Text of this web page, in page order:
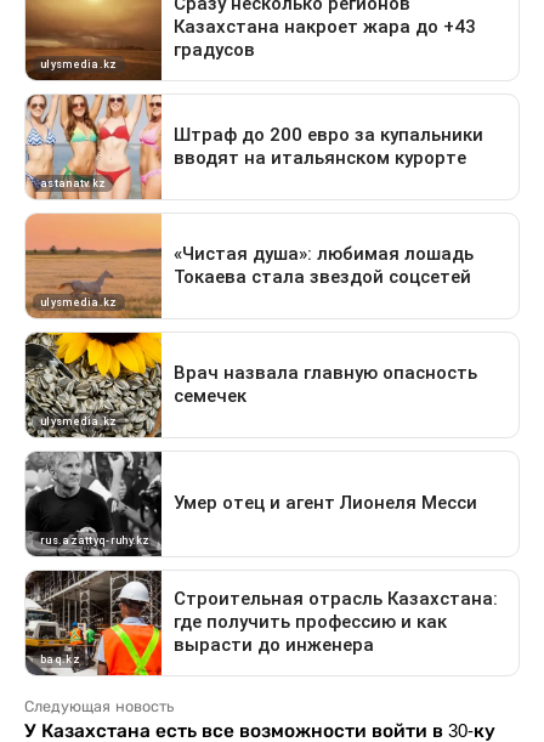
Следующая новость
У Казахстана есть все возможности войти в 30-ку